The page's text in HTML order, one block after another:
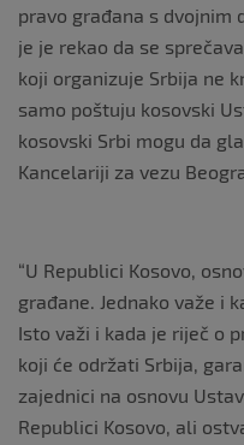
pravo građana s dvojnim
je je rekao da se
koji organizuje Srbija ne
samo poštuju kosovski
kosovski Srbi mogu da
Kancelariji za vezu
“U Republici Kosovo,
građane. Jednako važe i
Isto važi i kada je riječ o
koji će održati Srbija,
zajednici na osnovu
Republici Kosovo, ali